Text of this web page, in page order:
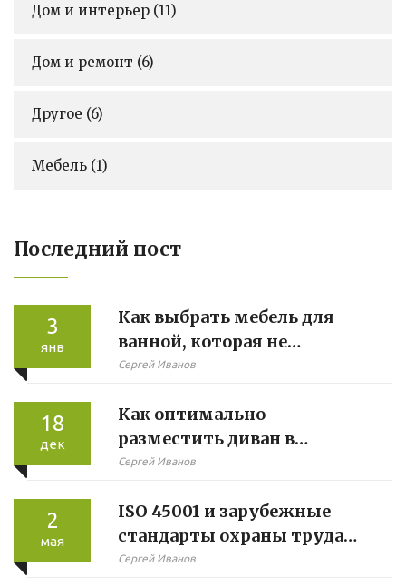
Дом и интерьер (11)
Дом и ремонт (6)
Другое (6)
Мебель (1)
Последний пост
3
янв
Как выбрать мебель для
ванной, которая не
разбухает
Сергей Иванов
18
дек
Как оптимально
разместить диван в
гостиной
Сергей Иванов
2
мая
ISO 45001 и зарубежные
стандарты охраны труда
для российских
Сергей Иванов